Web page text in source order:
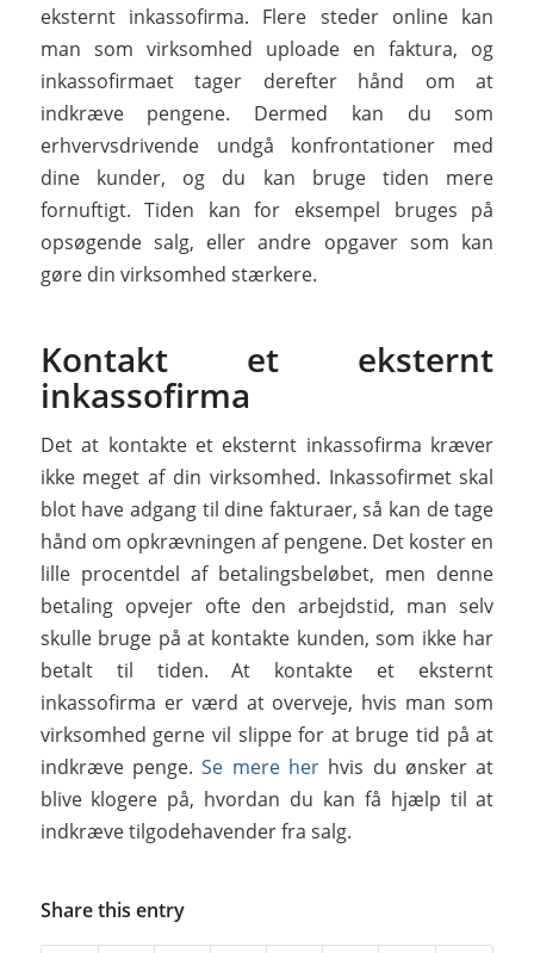
eksternt inkassofirma. Flere steder online kan
man som virksomhed uploade en faktura, og
inkassofirmaet tager derefter hånd om at
indkræve pengene. Dermed kan du som
erhvervsdrivende undgå konfrontationer med
dine kunder, og du kan bruge tiden mere
fornuftigt. Tiden kan for eksempel bruges på
opsøgende salg, eller andre opgaver som kan
gøre din virksomhed stærkere.
Kontakt et eksternt
inkassofirma
Det at kontakte et eksternt inkassofirma kræver
ikke meget af din virksomhed. Inkassofirmet skal
blot have adgang til dine fakturaer, så kan de tage
hånd om opkrævningen af pengene. Det koster en
lille procentdel af betalingsbeløbet, men denne
betaling opvejer ofte den arbejdstid, man selv
skulle bruge på at kontakte kunden, som ikke har
betalt til tiden. At kontakte et eksternt
inkassofirma er værd at overveje, hvis man som
virksomhed gerne vil slippe for at bruge tid på at
indkræve penge.Se mere her hvis du ønsker at
blive klogere på, hvordan du kan få hjælp til at
indkræve tilgodehavender fra salg.
Share this entry